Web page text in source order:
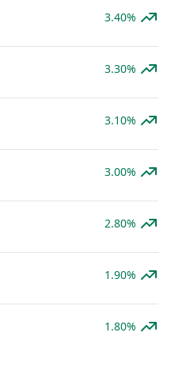
3.40%
3.30%
3.10%
3.00%
2.80%
1.90%
1.80%